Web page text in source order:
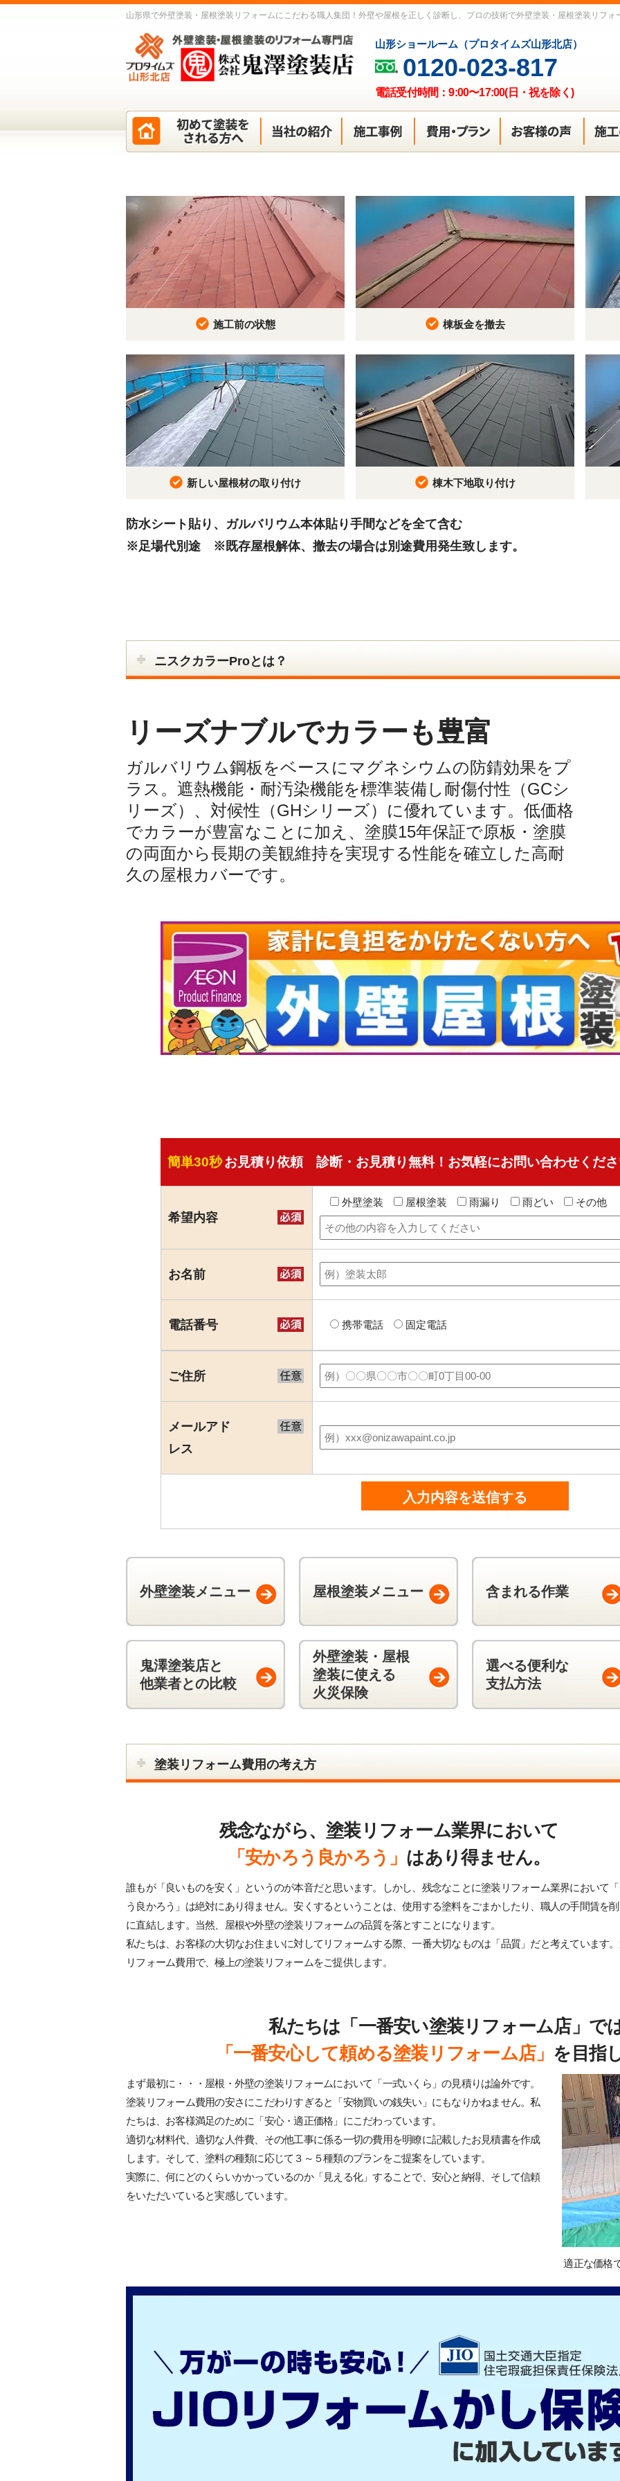
山形県で外壁塗装・屋根塗装リフォームにこだわる職人集団！外壁や屋根を正しく診断し、プロの技術で外壁塗装・屋根塗装リフォ
山形ショールーム（プロタイムズ山形北店）
0120-023-817
電話受付時間：9:00〜17:00(日・祝を除く)
施工前の状態 棟板金を撤去
新しい屋根材の取り付け 棟木下地取り付け
防水シート貼り、ガルバリウム本体貼り手間などを全て含む
※足場代別途 ※既存屋根解体、撤去の場合は別途費用発生致します。
ニスクカラーProとは？
リーズナブルでカラーも豊富
ガルバリウム鋼板をベースにマグネシウムの防錆効果をプ
ラス。遮熱機能・耐汚染機能を標準装備し耐傷付性（GCシ
リーズ）、対候性（GHシリーズ）に優れています。低価格
でカラーが豊富なことに加え、塗膜15年保証で原板・塗膜
の両面から長期の美観維持を実現する性能を確立した高耐
久の屋根カバーです。
簡単30秒お見積り依頼 診断・お見積り無料！お気軽にお問い合わせくだ
希望内容
外壁塗装 屋根塗装 雨漏り 雨どい その他
お名前
電話番号 携帯電話 固定電話
ご住所
メールアド
レス
外壁塗装メニュー 屋根塗装メニュー 含まれる作業
鬼澤塗装店と
他業者との比較
外壁塗装・屋根
塗装に使える
火災保険
選べる便利な
支払方法
塗装リフォーム費用の考え方
残念ながら、塗装リフォーム業界において
「安かろう良かろう」 はあり得ません。
誰もが「良いものを安く」というのが本音だと思います。しかし、残念なことに塗装リフォーム業界において
う良かろう」は絶対にあり得ません。安くするということは、使用する塗料をごまかしたり、職人の手間賃を
に直結します。当然、屋根や外壁の塗装リフォームの品質を落とすことになります。
私たちは、お客様の大切なお住まいに対してリフォームする際、一番大切なものは「品質」だと考えています
リフォーム費用で、極上の塗装リフォームをご提供します。
私たちは「一番安い塗装リフォーム店」で
「一番安心して頼める塗装リフォーム店」 を目指
適正な価格
まず最初に・・・屋根・外壁の塗装リフォームにおいて「一式いくら」の見積りは論外です。
塗装リフォーム費用の安さにこだわりすぎると「安物買いの銭失い」にもなりかねません。私
たちは、お客様満足のために「安心・適正価格」にこだわっています。
適切な材料代、適切な人件費、その他工事に係る一切の費用を明瞭に記載したお見積書を作成
します。そして、塗料の種類に応じて３～５種類のプランをご提案をしています。
実際に、何にどのくらいかかっているのか「見える化」することで、安心と納得、そして信頼
をいただいていると実感しています。